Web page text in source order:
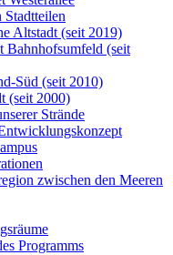
Stadtteilen
Altstadt (seit 2019)
Bahnhofsumfeld (seit
Süd (seit 2010)
(seit 2000)
Strände
zwischen den Meeren
Programms